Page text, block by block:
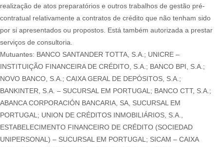
realização de atos preparatórios e outros trabalhos de gestão pré-
contratual relativamente a contratos de crédito que não tenham sido
por si apresentados ou propostos. Está também autorizada a prestar
serviços de consultoria.
Mutuantes: BANCO SANTANDER TOTTA, S.A.; UNICRE –
INSTITUIÇÃO FINANCEIRA DE CRÉDITO, S.A.; BANCO BPI, S.A.;
NOVO BANCO, S.A.; CAIXA GERAL DE DEPÓSITOS, S.A.;
BANKINTER, S.A. – SUCURSAL EM PORTUGAL; BANCO CTT, S.A.;
ABANCA CORPORACIÓN BANCARIA, SA, SUCURSAL EM
PORTUGAL; UNION DE CRÉDITOS INMOBILIÁRIOS, S.A.,
ESTABELECIMENTO FINANCEIRO DE CRÉDITO (SOCIEDAD
UNIPERSONAL) – SUCURSAL EM PORTUGAL; SICAM – CAIXA